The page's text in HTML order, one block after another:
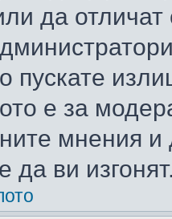
да
пускате
е за
мнения
да ви